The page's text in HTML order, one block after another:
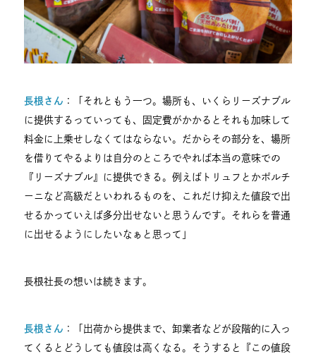
長根さん ：「それともう一つ。場所も、いくらリーズナブル
に提供するっていっても、固定費がかかるとそれも加味して
料金に上乗せしなくてはならない。だからその部分を、場所
を借りてやるよりは自分のところでやれば本当の意味での
『リーズナブル』に提供できる。例えばトリュフとかポルチ
ーニなど高級だといわれるものを、これだけ抑えた値段で出
せるかっていえば多分出せないと思うんです。それらを普通
に出せるようにしたいなぁと思って」
長根社長の想いは続きます。
長根さん ：「出荷から提供まで、卸業者などが段階的に入っ
てくるとどうしても値段は高くなる。そうすると『この値段